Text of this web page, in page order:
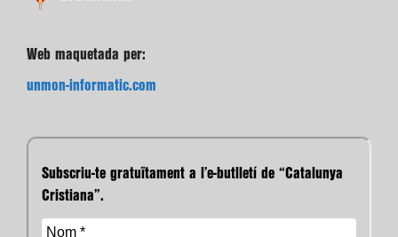
Web maquetada per:
unmon-informatic.com
Subscriu-te gratuïtament a l’e-butlletí de “Catalunya
Cristiana”.